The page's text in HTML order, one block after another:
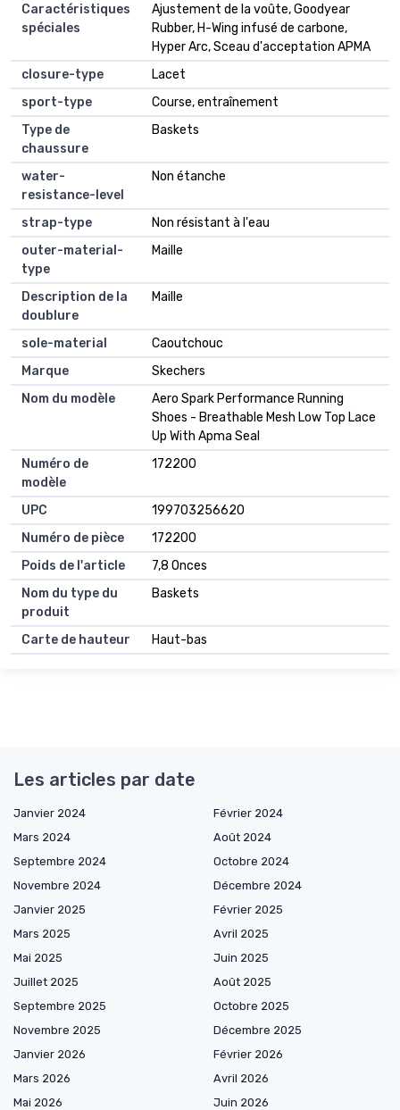
Caractéristiques
spéciales
Ajustement de la voûte, Goodyear
Rubber, H-Wing infusé de carbone,
Hyper Arc, Sceau d'acceptation APMA
closure-type
Lacet
sport-type
Course, entraînement
Type de
chaussure
Baskets
water-
resistance-level
Non étanche
strap-type
Non résistant à l'eau
outer-material-
type
Maille
Description de la
doublure
Maille
sole-material
Caoutchouc
Marque
Skechers
Nom du modèle
Aero Spark Performance Running
Shoes - Breathable Mesh Low Top Lace
Up With Apma Seal
Numéro de
modèle
172200
UPC
199703256620
Numéro de pièce
172200
Poids de l'article
7,8 Onces
Nom du type du
produit
Baskets
Carte de hauteur Haut-bas
Les articles par date
Janvier 2024
Février 2024
Mars 2024
Août 2024
Septembre 2024
Octobre 2024
Novembre 2024
Décembre 2024
Janvier 2025
Février 2025
Mars 2025
Avril 2025
Mai 2025
Juin 2025
Juillet 2025
Août 2025
Septembre 2025
Octobre 2025
Novembre 2025
Décembre 2025
Janvier 2026
Février 2026
Mars 2026
Avril 2026
Mai 2026
Juin 2026